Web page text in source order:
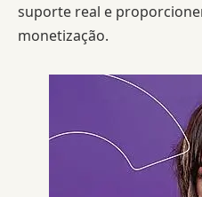
suporte real e
monetização.